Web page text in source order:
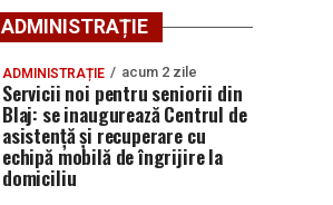
ADMINISTRAȚIE
ADMINISTRAȚIE acum 2 zile
Servicii noi pentru seniorii din
Blaj: se inaugurează Centrul de
asistență și recuperare cu
echipă mobilă de îngrijire la
domiciliu